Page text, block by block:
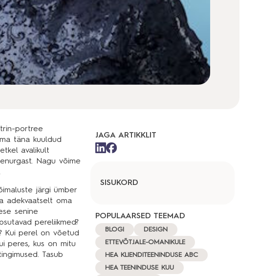
täna kuuldud
avalikult
Nagu võime
järgi ümber
adekvaatselt oma
senine
pereliikmed?
Kui perel on võetud
peres, kus on mitu
Tasub
JAGA ARTIKKLIT
SISUKORD
POPULAARSED TEEMAD
BLOGI
DESIGN
ETTEVÕTJALE-OMANIKULE
HEA KLIENDITEENINDUSE ABC
HEA TEENINDUSE KUU